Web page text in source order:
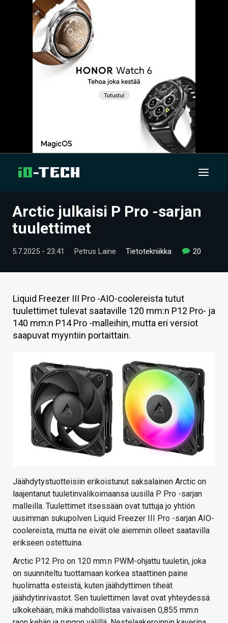
UUTISET
TIETOA
HINTA.FI
VAIHDA TEEMA
HAKU
Arctic julkaisi P Pro -sarjan
tuulettimet
5.7.2025 - 23:41 Petrus Laine Tietotekniikka 20
Liquid Freezer III Pro -AIO-coolereista tutut
tuulettimet tulevat saataville 120 mm:n P12 Pro- ja
140 mm:n P14 Pro -malleihin, mutta eri versiot
saapuvat myyntiin portaittain.
Jäähdytystuotteisiin erikoistunut saksalainen Arctic on
laajentanut tuuletinvalikoimaansa uusilla P Pro -sarjan
malleilla. Tuulettimet itsessään ovat tuttuja jo yhtiön
uusimman sukupolven Liquid Freezer III Pro -sarjan AIO-
coolereista, mutta ne eivät ole aiemmin olleet saatavilla
erikseen ostettuina.
Arctic P12 Pro on 120 mm:n PWM-ohjattu tuuletin, joka
on suunniteltu tuottamaan korkea staattinen paine
huolimatta esteistä, kuten jäähdyttimen tiheät
jäähdytinrivastot. Sen tuulettimen lavat ovat yhteydessä
ulkokehään, mikä mahdollistaa vaivaisen 0,855 mm:n